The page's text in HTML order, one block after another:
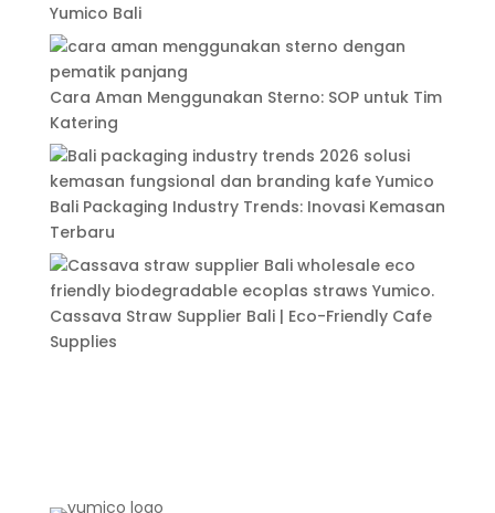
Yumico Bali
Cara Aman Menggunakan Sterno: SOP untuk Tim
Katering
Bali Packaging Industry Trends: Inovasi Kemasan
Terbaru
Cassava Straw Supplier Bali | Eco-Friendly Cafe
Supplies